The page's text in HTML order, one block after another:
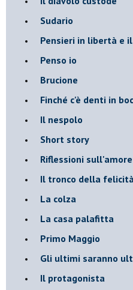
Sudario
Pensieri in libertà e
Penso io
Brucione
Finché c'è denti in
Il nespolo
Short story
Riflessioni sull'amore
Il tronco della felicità
La colza
La casa palafitta
Primo Maggio
Gli ultimi saranno
Il protagonista